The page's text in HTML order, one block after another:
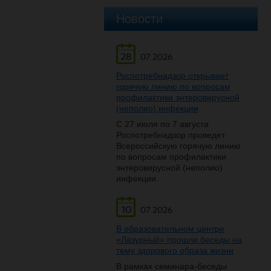
Новости
28
07.2026
Роспотребнадзор открывает
горячую линию по вопросам
профилактики энтеровирусной
(неполио) инфекции
С 27 июля по 7 августа
Роспотребнадзор проведет
Всероссийскую горячую линию
по вопросам профилактики
энтеровирусной (неполио)
инфекции.
10
07.2026
В образовательном центре
«Лазурный» прошли беседы на
тему здорового образа жизни
В рамках семинара-беседы